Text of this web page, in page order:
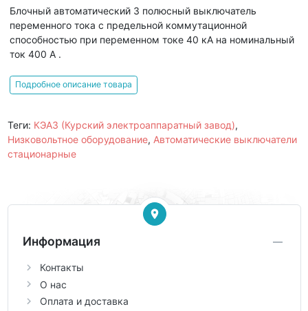
Блочный автоматический 3 полюсный выключатель
переменного тока с предельной коммутационной
способностью при переменном токе 40 кА на номинальный
ток 400 А .
Подробное описание товара
Теги: КЭАЗ (Курский электроаппаратный завод),
Низковольтное оборудование, Автоматические выключатели
стационарные
Информация
Контакты
О нас
Оплата и доставка